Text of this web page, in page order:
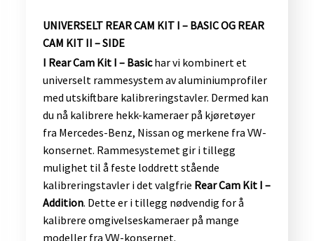
UNIVERSELT REAR CAM KIT I – BASIC OG REAR
CAM KIT II – SIDE
I Rear Cam Kit I – Basichar vi kombinert et
universelt rammesystem av aluminiumprofiler
med utskiftbare kalibreringstavler. Dermed kan
du nå kalibrere hekk-kameraer på kjøretøyer
fra Mercedes-Benz, Nissan og merkene fra VW-
konsernet. Rammesystemet gir i tillegg
mulighet til å feste loddrett stående
kalibreringstavler i det valgfrie Rear Cam Kit I –
Addition. Dette er i tillegg nødvendig for å
kalibrere omgivelseskameraer på mange
modeller fra VW-konsernet.​